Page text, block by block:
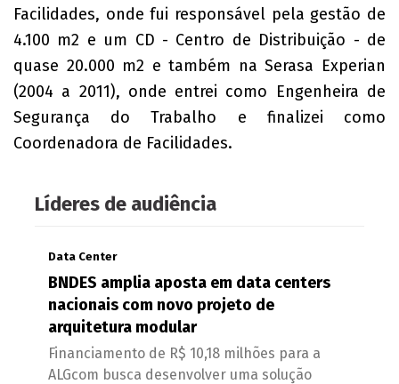
Facilidades, onde fui responsável pela gestão de
4.100 m2 e um CD - Centro de Distribuição - de
quase 20.000 m2 e também na Serasa Experian
(2004 a 2011), onde entrei como Engenheira de
Segurança do Trabalho e finalizei como
Coordenadora de Facilidades.
Líderes de audiência
Data Center
BNDES amplia aposta em data centers
nacionais com novo projeto de
arquitetura modular
Financiamento de R$ 10,18 milhões para a
ALGcom busca desenvolver uma solução